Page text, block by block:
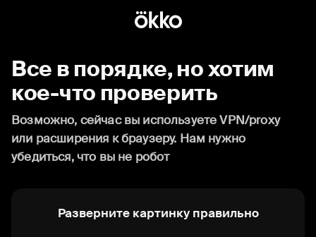
Все в порядке, но хотим
кое-что проверить
Возможно, сейчас вы используете VPN/proxy
или расширения к браузеру. Нам нужно
убедиться, что вы не робот
Разверните картинку правильно